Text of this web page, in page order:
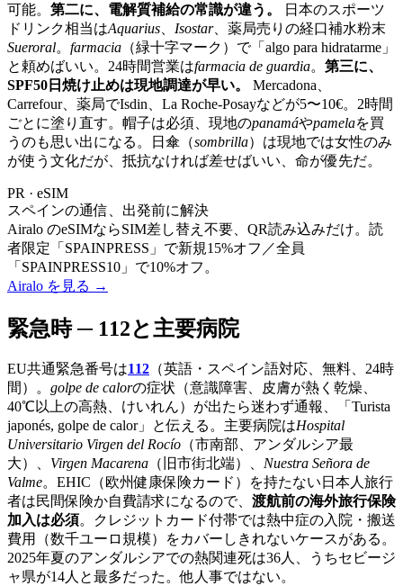
可能。 第二に、電解質補給の常識が違う。
日本のスポーツ
ドリンク相当はAquarius Isostar、薬局売りの経口補水粉末
Sueroral。 farmacia （緑十字マーク）で「algo para hidratarme」
と頼めばいい。24時間営業はfarmacia de guardia。 第三に、
SPF50日焼け止めは現地調達が早い。
Mercadona、
Carrefour、薬局でIsdin、La Roche-Posayなどが5〜10€。2時間
ごとに塗り直す。帽子は必須、現地のpanamáやpamelaを買
うのも思い出になる。日傘（sombrilla）は現地では女性のみ
が使う文化だが、抵抗なければ差せばいい、命が優先だ。
PR · eSIM
スペインの通信、出発前に解決
Airalo のeSIMならSIM差し替え不要、QR読み込みだけ。読
者限定「SPAINPRESS」で新規15%オフ／全員
「SPAINPRESS10」で10%オフ。
Airalo を見る →
緊急時 ─ 112と主要病院
EU共通緊急番号は112 （英語・スペイン語対応、無料、24時
間）。 golpe de calorの症状（意識障害、皮膚が熱く乾燥、
40℃以上の高熱、けいれん）が出たら迷わず通報、「Turista
japonés, golpe de calor」と伝える。主要病院はHospital
Universitario Virgen del Rocío （市南部、アンダルシア最
大）、 Virgen Macarena （旧市街北端）、 Nuestra Señora de
Valme。EHIC（欧州健康保険カード）を持たない日本人旅行
者は民間保険か自費請求になるので、 渡航前の海外旅行保険
加入は必須。クレジットカード付帯では熱中症の入院・搬送
費用（数千ユーロ規模）をカバーしきれないケースがある。
2025年夏のアンダルシアでの熱関連死は36人、うちセビージ
ャ県が14人と最多だった。他人事ではない。